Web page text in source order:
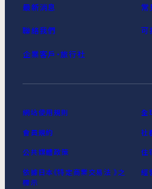
最新消息 常
聯絡我們 可
企業客戶‧旅行社
網站使用規則 全
會員規約 社
公共媒體政策 住
依據日本《特定商業交易法 》之
標示
經